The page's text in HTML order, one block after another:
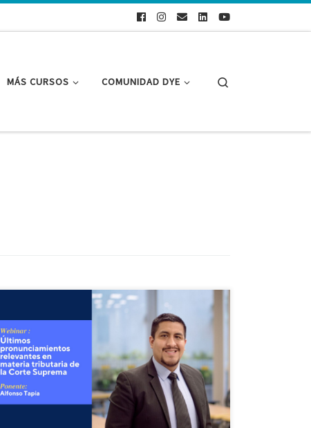
MÁS CURSOS COMUNIDAD DYE
webinar: “Últimos pronunciamientos relevantes en
materia tributaria de la Corte Suprema”! Ponente:
Alfonso Tapia Rojas, docente de la Maestría en
Derecho Tributario y experto en la materia.